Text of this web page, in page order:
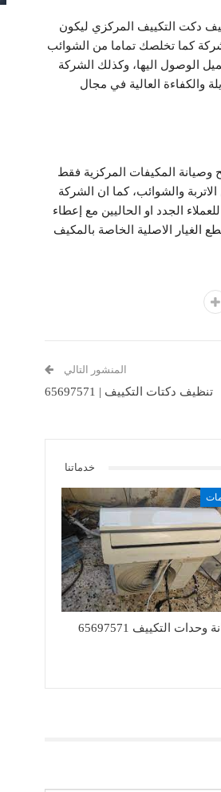
دكت التكييف المركزي ليكون
كما تخلصك تماما من الشوائب
الوصول اليها، وكذلك الشركة
والكفاءة العالية في مجال
وصيانة المكيفات المركزية فقط
والشوائب، كما ان الشركة
الجدد او الحاليين مع إعطاء
الغيار الاصلية الخاصة بالمكيف
المنشور التالي
تنظيف دكتات التكييف | 65697571
خدماتنا
وحدات التكييف 65697571